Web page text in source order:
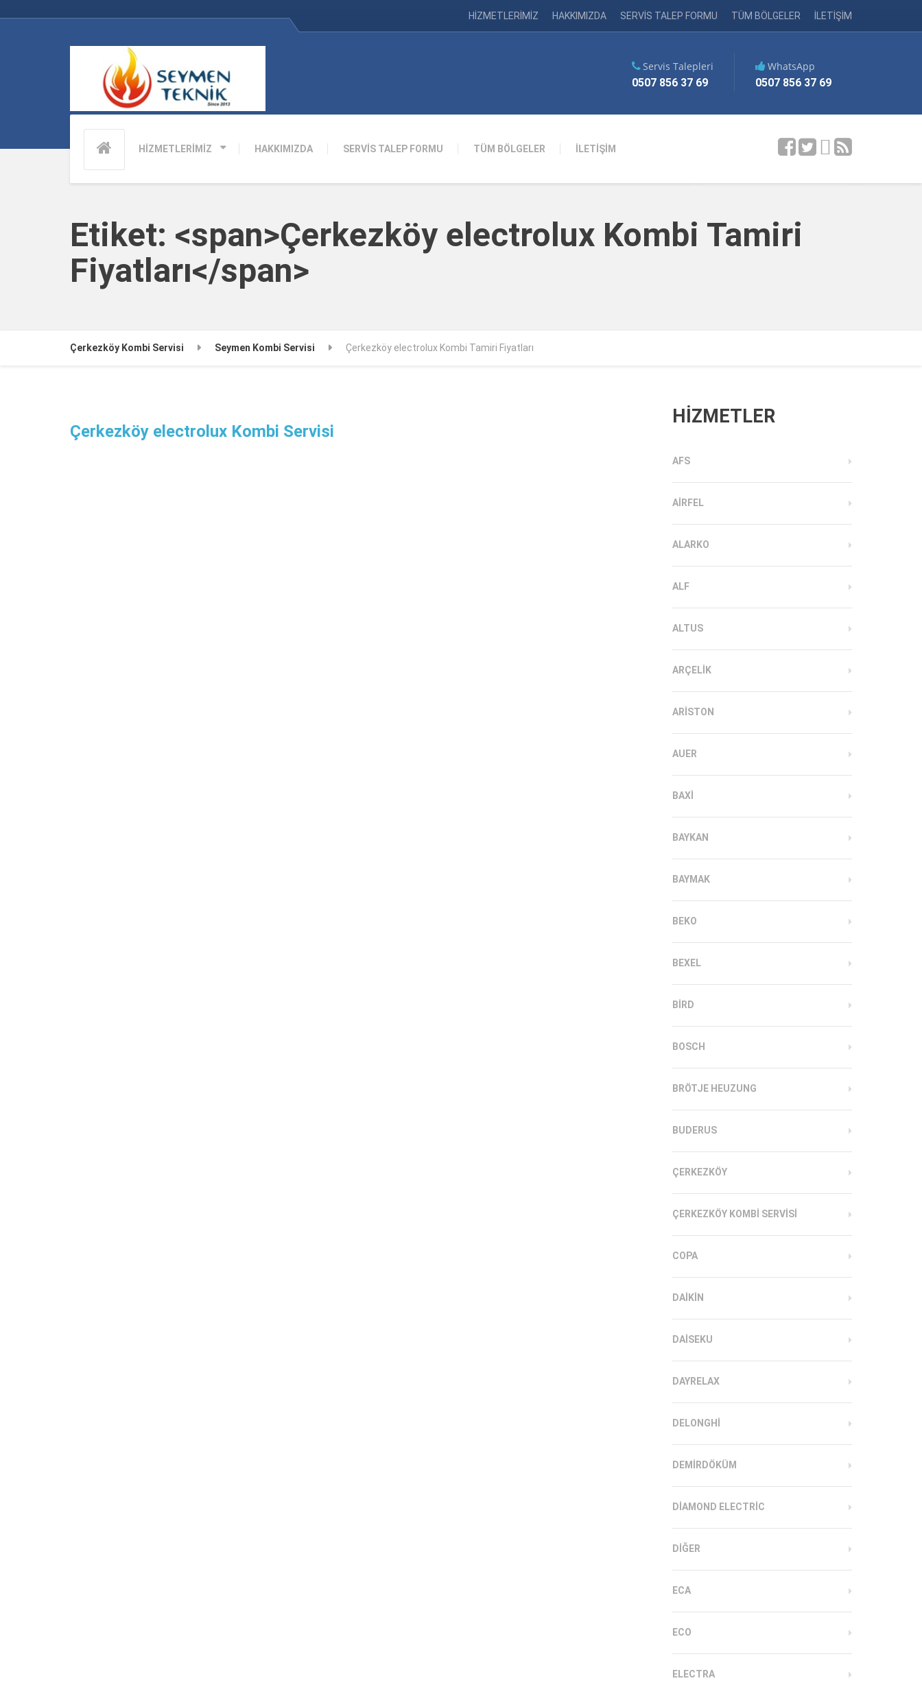
HİZMETLERİMİZ HAKKIMIZDA SERVİS TALEP FORMU TÜM BÖLGELER İLETİŞİM
HİZMETLERİMİZ HAKKIMIZDA SERVİS TALEP FORMU TÜM BÖLGELER İLETİŞİM
Servis Talepleri
0507 856 37 69
WhatsApp
0507 856 37 69
Etiket: <span>Çerkezköy electrolux Kombi Tamiri
Fiyatları</span>
Çerkezköy Kombi Servisi Seymen Kombi Servisi Çerkezköy electrolux Kombi Tamiri Fiyatları
Çerkezköy electrolux Kombi Servisi
HİZMETLER
AFS
AIRFEL
ALARKO
ALF
ALTUS
ARÇELIK
ARISTON
AUER
BAXI
BAYKAN
BAYMAK
BEKO
BEXEL
BIRD
BOSCH
BRÖTJE HEUZUNG
BUDERUS
ÇERKEZKÖY
ÇERKEZKÖY KOMBI SERVISI
COPA
DAIKIN
DAISEKU
DAYRELAX
DELONGHI
DEMIRDÖKÜM
DIAMOND ELECTRIC
DIĞER
ECA
ECO
ELECTRA